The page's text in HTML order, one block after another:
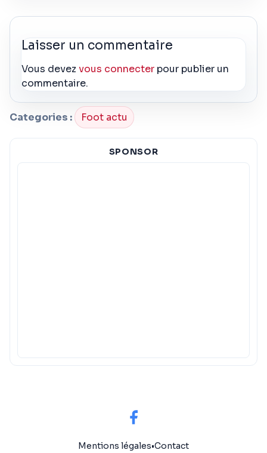
Laisser un commentaire
Vous devezvous connecter pour publier un
commentaire.
Categories : Foot actu
SPONSOR
Mentions légales•Contact